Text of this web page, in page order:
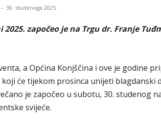
- 30. studenoga 2025.
započeo je na Trgu dr. Franje
a Općina Konjščina i ove je godine
će tijekom prosinca unijeti blagdanski
je započeo u subotu, 30. studenog
svijeće.